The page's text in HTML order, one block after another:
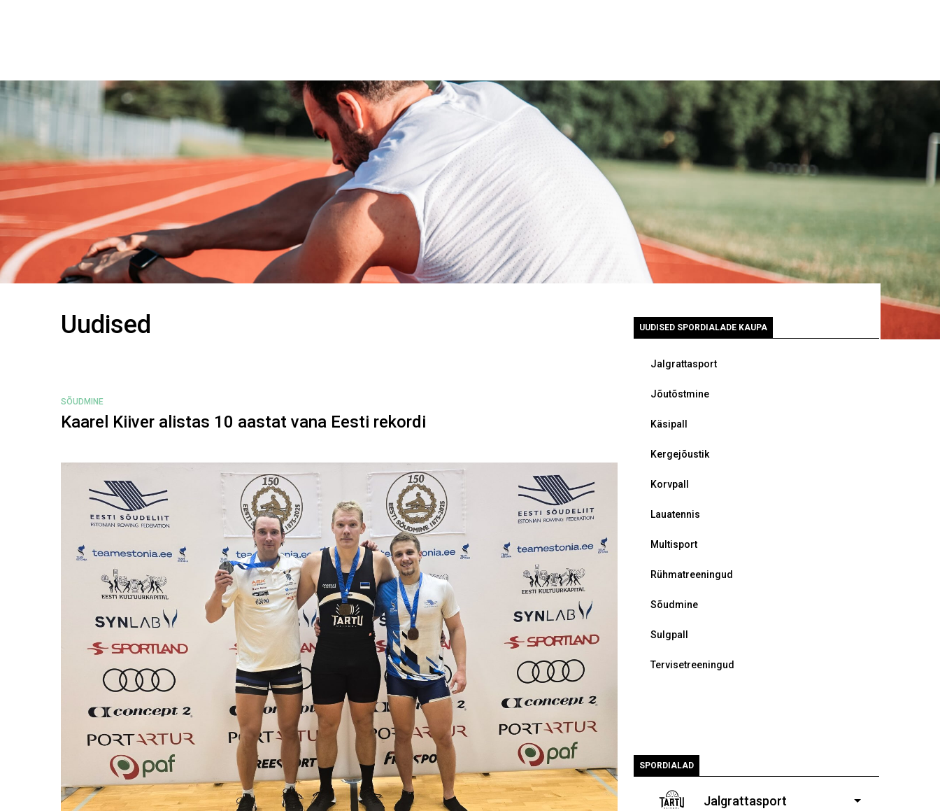
Uudised
SÕUDMINE
Kaarel Kiiver alistas 10 aastat vana Eesti rekordi
UUDISED SPORDIALADE KAUPA
Jalgrattasport
Jõutõstmine
Käsipall
Kergejõustik
Korvpall
Lauatennis
Multisport
Rühmatreeningud
Sõudmine
Sulgpall
Tervisetreeningud
SPORDIALAD
Jalgrattasport